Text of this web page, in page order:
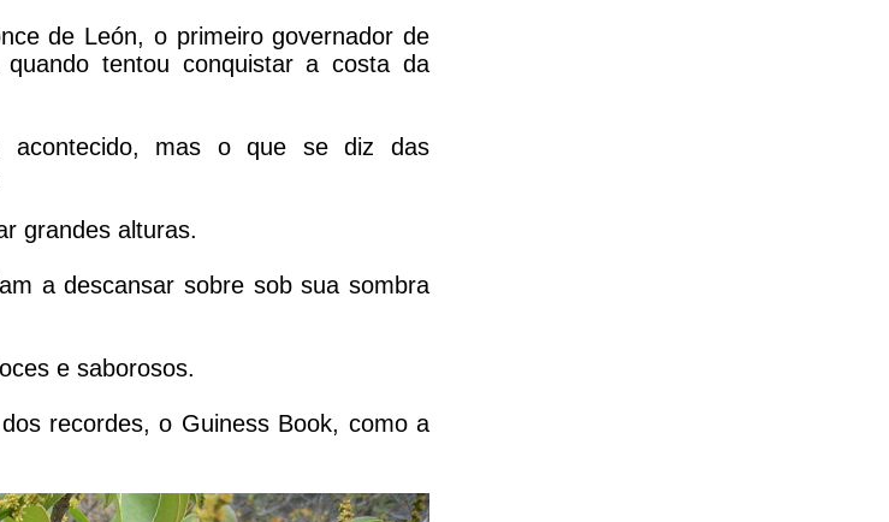
de León, o primeiro governador de
tentou conquistar a costa da
acontecido, mas o que se diz das
grandes alturas.
a descansar sobre sob sua sombra
e saborosos.
recordes, o Guiness Book, como a